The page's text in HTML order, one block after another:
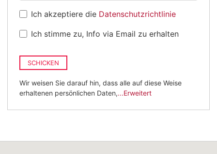
Ich akzeptiere die Datenschutzrichtlinie
Ich stimme zu, Info via Email zu erhalten
SCHICKEN
Wir weisen Sie darauf hin, dass alle auf diese Weise
erhaltenen persönlichen Daten,...Erweitert